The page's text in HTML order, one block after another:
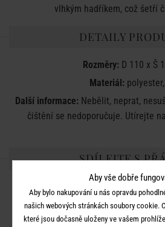
vlhkým hadříkem, což šetří
DETAILY
Rozměry:D 110 x Š
Materiál:polyester,
Další informace: Nebělit, neprat,
čištění se nedoporučuje. Utírejte
SDÍLEJTE S
Aby vše dobře
Aby bylo nakupování u nás opravdu
našich webových stránkách soubory cookie.
které jsou dočasně uloženy ve vašem